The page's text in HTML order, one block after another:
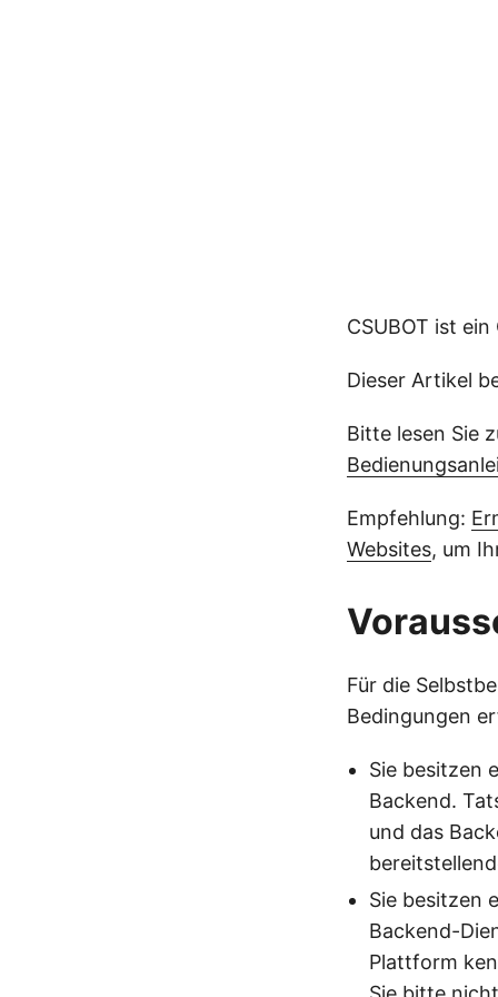
CSUBOT ist
Dieser Artikel
Bitte lesen Sie
Empfehlung:
Websites, um
Für die
Bedingungen
Sie besitzen
Backend.
und das
Sie besitzen
Backend-
Plattform